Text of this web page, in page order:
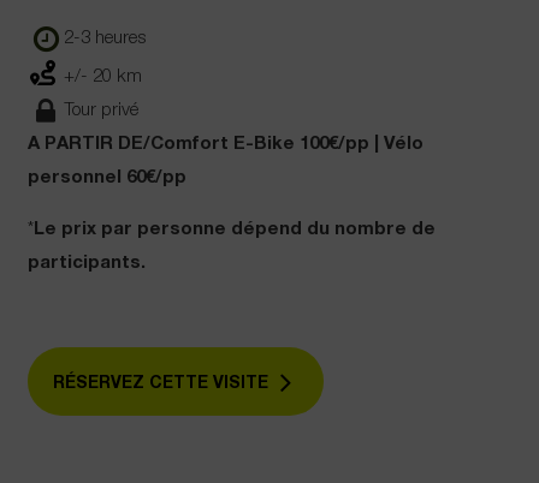
2-3 heures
+/- 20 km
Tour privé
A PARTIR DE/Comfort E-Bike 100€/pp | Vélo
personnel 60€/pp
*Le prix par personne dépend du nombre de
participants.
RÉSERVEZ CETTE VISITE